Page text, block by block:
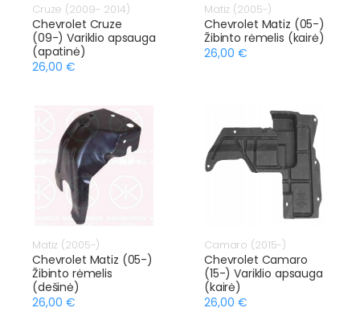
Cruze (2009- 2014)
Chevrolet Cruze
(09-) Variklio apsauga
(apatinė)
26,00 €
Matiz (2005-)
Chevrolet Matiz (05-)
Žibinto rėmelis (kairė)
26,00 €
Matiz (2005-)
Chevrolet Matiz (05-)
Žibinto rėmelis
(dešinė)
26,00 €
Camaro (2015-)
Chevrolet Camaro
(15-) Variklio apsauga
(kairė)
26,00 €